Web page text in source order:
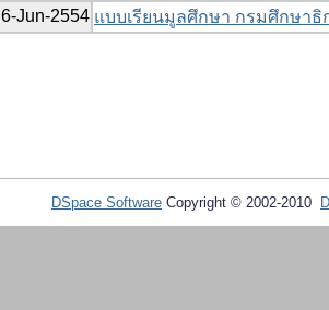
6-Jun-2554 แบบเรียนมูลศึกษา กรมศึกษาธิ
DSpace Software Copyright © 2002-2010